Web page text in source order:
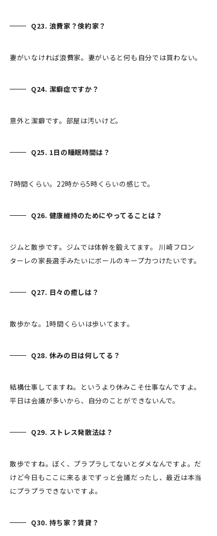
Q23. 浪費家？倹約家？
妻がいなければ浪費家。妻がいると何も自分では買わない。
Q24. 潔癖症ですか？
意外と潔癖です。部屋は汚いけど。
Q25. 1日の睡眠時間は？
7時間くらい。22時から5時くらいの感じで。
Q26. 健康維持のためにやってることは？
ジムと散歩です。ジムでは体幹を鍛えてます。 川崎フロン
ターレの家長選手みたいにボールのキープ力つけたいです。
Q27. 日々の癒しは？
散歩かな。1時間くらいは歩いてます。
Q28. 休みの日は何してる？
結構仕事してますね。というより休みこそ仕事なんですよ。
平日は会議が多いから、自分のことができないんで。
Q29. ストレス発散法は？
散歩ですね。ぼく、プラプラしてないとダメなんですよ。だ
けど今日もここに来るまでずっと会議だったし、最近は本当
にプラプラできないですよ。
Q30. 持ち家？賃貸？